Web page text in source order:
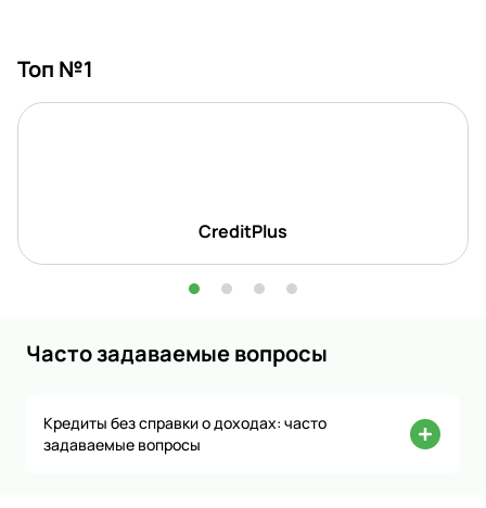
Топ №1
CreditPlus
Часто задаваемые вопросы
Кредиты без справки о доходах: часто
задаваемые вопросы